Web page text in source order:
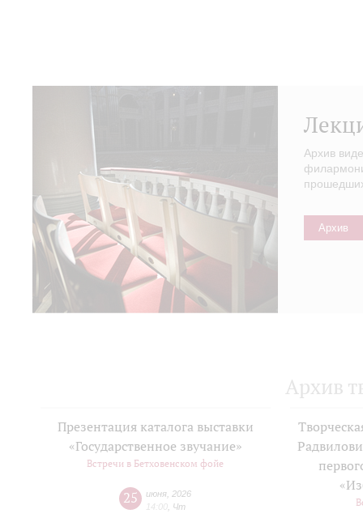
Архив
Архив
Архив
Презентация каталога выставки
«Государственное звучание»
Встречи в Бетховенском фойе
25 июня 2026
14:00 Чт